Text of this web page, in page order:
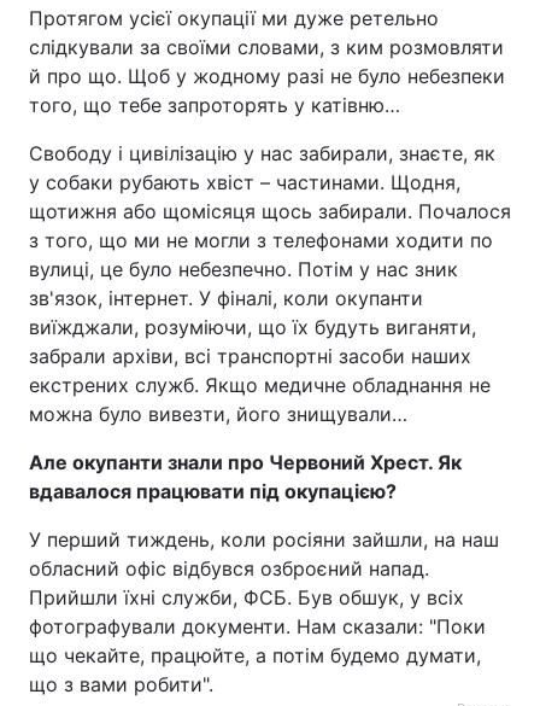
Протягом усієї окупації ми дуже ретельно
слідкували за своїми словами, з ким розмовляти
й про що. Щоб у жодному разі не було небезпеки
того, що тебе запроторять у катівню…
Свободу і цивілізацію у нас забирали, знаєте, як
у собаки рубають хвіст – частинами. Щодня,
щотижня або щомісяця щось забирали. Почалося
з того, що ми не могли з телефонами ходити по
вулиці, це було небезпечно. Потім у нас зник
зв'язок, інтернет. У фіналі, коли окупанти
виїжджали, розуміючи, що їх будуть виганяти,
забрали архіви, всі транспортні засоби наших
екстрених служб. Якщо медичне обладнання не
можна було вивезти, його знищували…
Але окупанти знали про Червоний Хрест. Як
вдавалося працювати під окупацією?
У перший тиждень, коли росіяни зайшли, на наш
обласний офіс відбувся озброєний напад.
Прийшли їхні служби, ФСБ. Був обшук, у всіх
фотографували документи. Нам сказали: "Поки
що чекайте, працюйте, а потім будемо думати,
що з вами робити".